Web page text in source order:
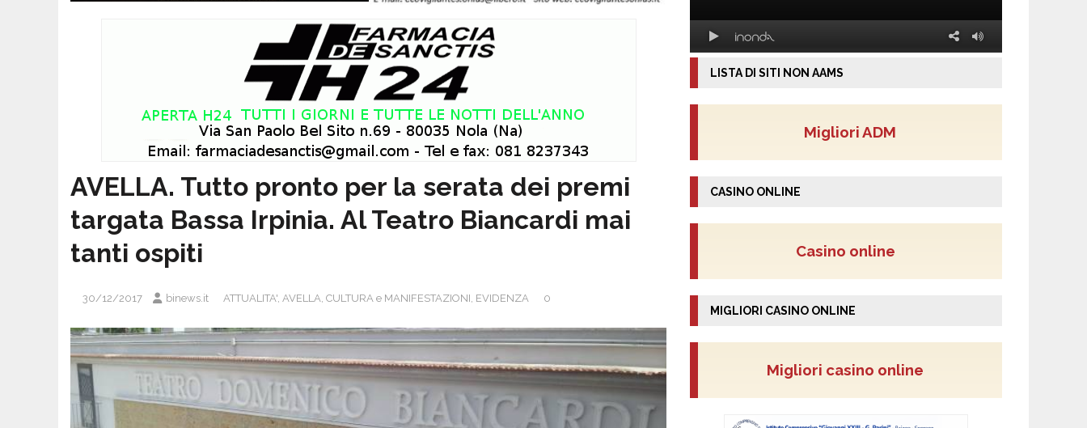
AVELLA. Tutto pronto per la serata dei premi
targata Bassa Irpinia. Al Teatro Biancardi mai
tanti ospiti
30/12/2017 binews.it ATTUALITA', AVELLA, CULTURA e MANIFESTAZIONI, EVIDENZA 0
LISTA DI SITI NON AAMS
Migliori ADM
CASINO ONLINE
Casino online
MIGLIORI CASINO ONLINE
Migliori casino online